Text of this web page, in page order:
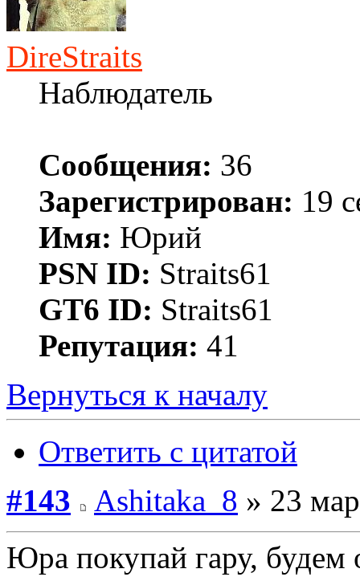
DireStraits
Наблюдатель
Сообщения: 36
Зарегистрирован: 19
Имя: Юрий
PSN ID: Straits61
GT6 ID: Straits61
Репутация: 41
Вернуться к началу
Ответить с цитатой
#143
Ashitaka_8 » 23
Юра покупай гару, будем